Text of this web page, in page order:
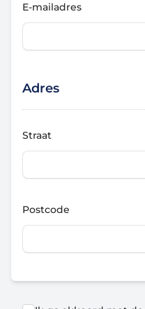
E-mailadres
Adres
Straat
Postcode